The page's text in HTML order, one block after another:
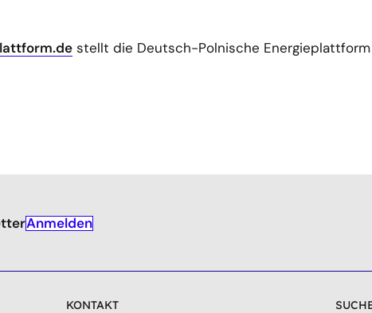
stellt die Deutsch-Polnische
Anmelden
KONTAKT